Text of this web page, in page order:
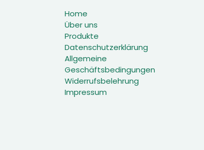
Home
Über uns
Produkte
Datenschutzerklärung
Allgemeine
Geschäftsbedingungen
Widerrufsbelehrung
Impressum